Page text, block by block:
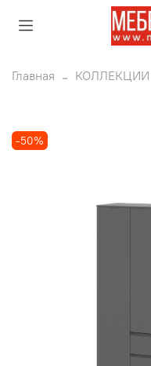
Главная КОЛЛЕКЦИИ
-50%